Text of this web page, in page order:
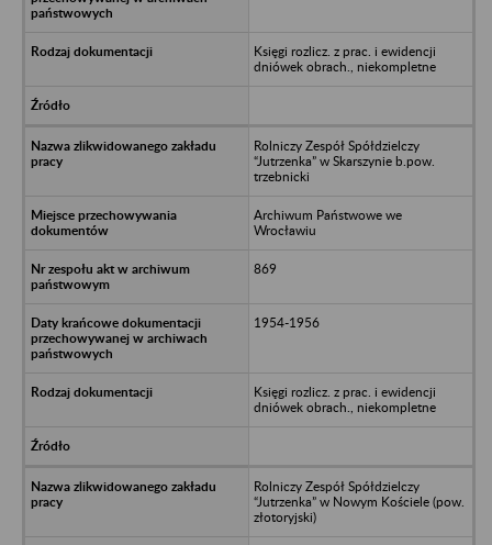
Księgi rozlicz. z prac. i ewidencji
dniówek obrach., niekompletne
Rolniczy Zespół Spółdzielczy
“Jutrzenka” w Skarszynie b.pow.
trzebnicki
Archiwum Państwowe we
Wrocławiu
869
1954-1956
Księgi rozlicz. z prac. i ewidencji
dniówek obrach., niekompletne
Rolniczy Zespół Spółdzielczy
“Jutrzenka” w Nowym Kościele (pow.
złotoryjski)